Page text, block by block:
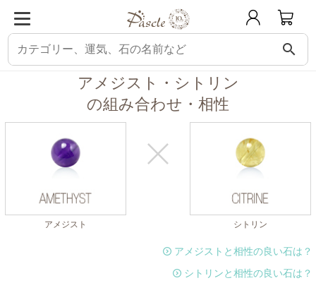
search
パスクル 組み合わせ・相性チェック アメジストと相性の良い石 アメジ
アメジスト・シトリン
の組み合わせ・相性
アメジスト シトリン
アメジストと相性の良い石は？
シトリンと相性の良い石は？